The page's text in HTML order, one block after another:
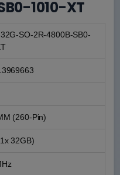
1010-XT
SO-2R-4800B-SB0-
(260-Pin)
32GB)